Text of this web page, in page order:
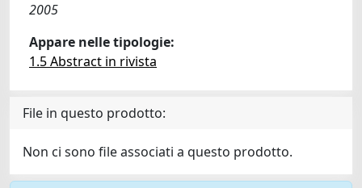
2005
Appare nelle tipologie:
1.5 Abstract in rivista
File in questo prodotto:
Non ci sono file associati a questo prodotto.